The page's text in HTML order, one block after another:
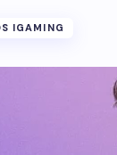
IGAMING